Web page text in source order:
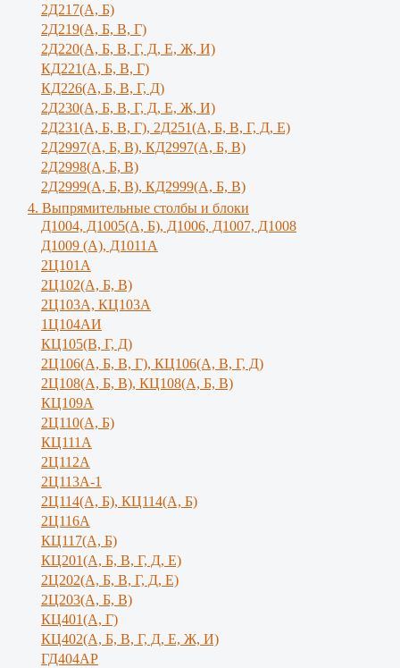
2Д217(А, Б)
2Д219(А, Б, В, Г)
2Д220(А, Б, В, Г, Д, Е, Ж, И)
КД221(А, Б, В, Г)
КД226(А, Б, В, Г, Д)
2Д230(А, Б, В, Г, Д, Е, Ж, И)
2Д231(А, Б, В, Г), 2Д251(А, Б, В, Г, Д, E)
2Д2997(А, Б, В), КД2997(А, Б, В)
2Д2998(А, Б, В)
2Д2999(А, Б, В), КД2999(А, Б, В)
4. Выпрямительные столбы и блоки
Д1004, Д1005(А, Б), Д1006, Д1007, Д1008
Д1009 (А), Д1011А
2Ц101А
2Ц102(А, Б, В)
2Ц103А, КЦ103А
1Ц104АИ
КЦ105(В, Г, Д)
2Ц106(А, Б, В, Г), КЦ106(А, В, Г, Д)
2Ц108(А, Б, В), КЦ108(А, Б, В)
КЦ109А
2Ц110(А, Б)
КЦ111А
2Ц112А
2Ц113А-1
2Ц114(А, Б), КЦ114(А, Б)
2Ц116А
КЦ117(А, Б)
КЦ201(А, Б, В, Г, Д, Е)
2Ц202(А, Б, В, Г, Д, Е)
2Ц203(А, Б, В)
КЦ401(А, Г)
КЦ402(А, Б, В, Г, Д, Е, Ж, И)
ГД404АР